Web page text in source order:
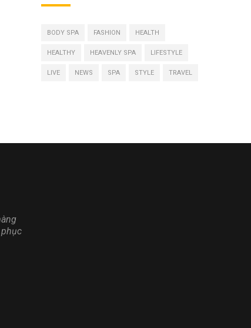
BODY SPA FASHION HEALTH
HEALTHY HEAVENLY SPA LIFESTYLE
LIVE NEWS SPA STYLE TRAVEL